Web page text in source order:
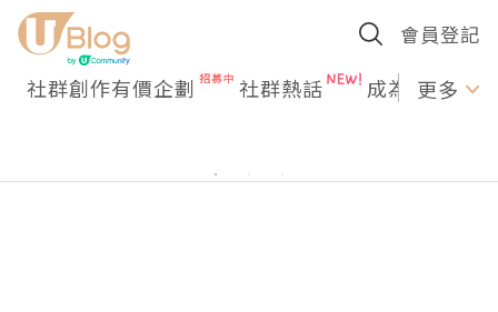
會員登記
社群創作有價企劃 社群熱話 成為U更多